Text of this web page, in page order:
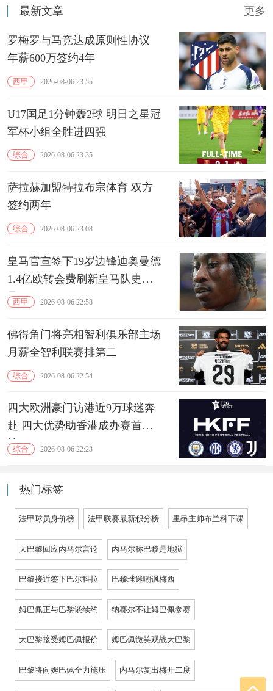
最新文章 更多
罗梅罗与马竞达成原则性协议
年薪600万签约4年
西甲 2026-08-06 23:55
U17国足1分钟轰2球 明日之星冠
军杯小组全胜进四强
综合 2026-08-06 23:35
萨拉赫加盟特拉布宗体育 双方
签约两年
综合 2026-08-06 23:08
皇马官宣签下19岁边锋迪奥曼德
1.4亿欧转会费刷新皇马队史纪
录西甲 2026-08-06 22:58
佛得角门将亮相智利俱乐部主场
月薪全智利联赛排第二
综合 2026-08-06 22:54
四大欧洲豪门访港近9万球迷奔
赴 四大优势助香港成办赛首选
地综合 2026-08-06 22:23
热门标签
法甲球员身价榜 法甲联赛最新积分榜 里昂主帅布兰科下课
大巴黎回应内马尔言论 内马尔称巴黎是地狱
巴黎接近签下巴尔科拉 巴黎球迷嘲讽梅西
姆巴佩正与巴黎谈续约 纳赛尔不让姆巴佩参赛
大巴黎接受姆巴佩报价 姆巴佩微笑观战大巴黎
巴黎将向姆巴佩全力施压 内马尔复出梅开二度